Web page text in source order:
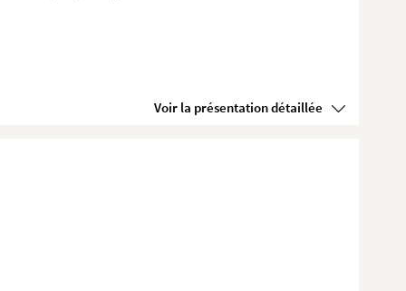
Voir la présentation détaillée